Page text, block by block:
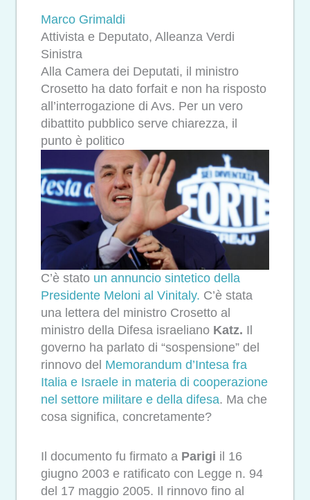
Marco Grimaldi
Attivista e Deputato, Alleanza Verdi
Sinistra
Alla Camera dei Deputati, il ministro
Crosetto ha dato forfait e non ha risposto
all’interrogazione di Avs. Per un vero
dibattito pubblico serve chiarezza, il
punto è politico
C’è stato un annuncio sintetico della
Presidente Meloni al Vinitaly. C’è stata
una lettera del ministro Crosetto al
ministro della Difesa israeliano Katz. Il
governo ha parlato di “sospensione” del
rinnovo del Memorandum d’Intesa fra
Italia e Israele in materia di cooperazione
nel settore militare e della difesa. Ma che
cosa significa, concretamente?
Il documento fu firmato a Parigi il 16
giugno 2003 e ratificato con Legge n. 94
del 17 maggio 2005. Il rinnovo fino al